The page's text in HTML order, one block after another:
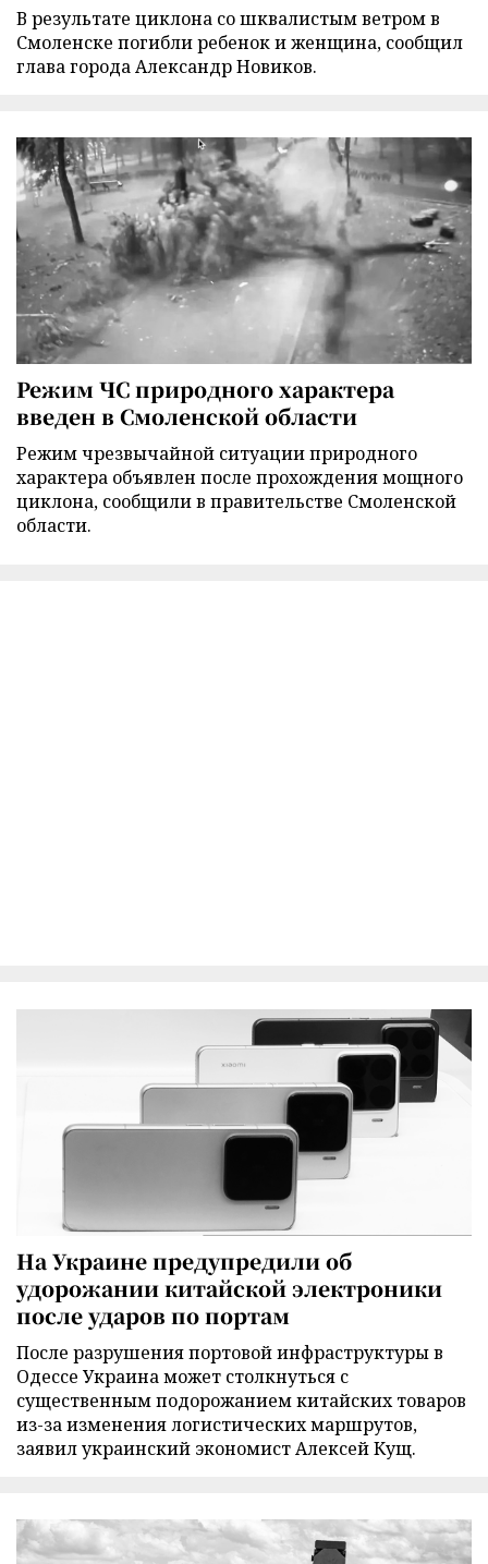
В результате циклона со шквалистым ветром в
Смоленске погибли ребенок и женщина, сообщил
глава города Александр Новиков.
Режим ЧС природного характера
введен в Смоленской области
Режим чрезвычайной ситуации природного
характера объявлен после прохождения мощного
циклона, сообщили в правительстве Смоленской
области.
На Украине предупредили об
удорожании китайской электроники
после ударов по портам
После разрушения портовой инфраструктуры в
Одессе Украина может столкнуться с
существенным подорожанием китайских товаров
из-за изменения логистических маршрутов,
заявил украинский экономист Алексей Кущ.